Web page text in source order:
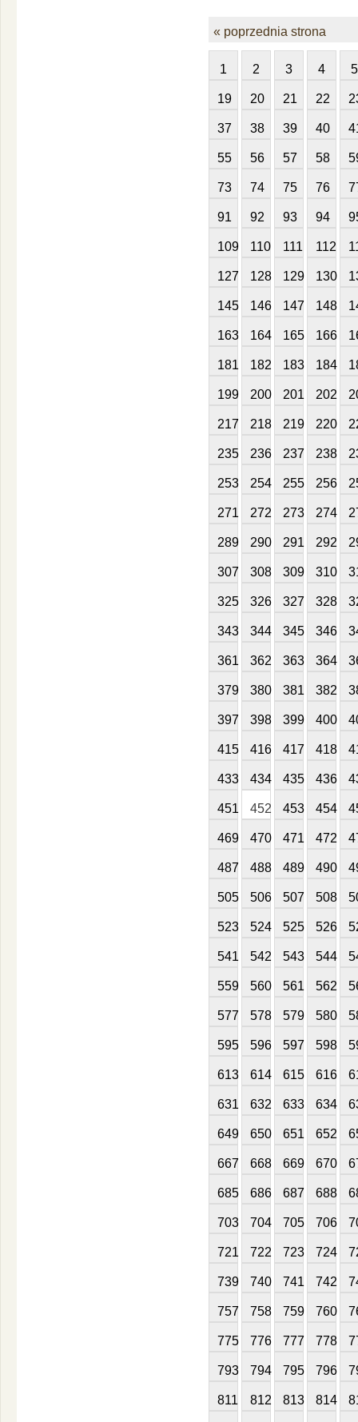
« poprzednia strona
1 2 3 4 5
19 20 21 22
37 38 39 40
55 56 57 58
73 74 75 76
91 92 93 94
109 110 111 112
127 128 129 130
145 146 147 148
163 164 165 166
181 182 183 184
199 200 201 202
217 218 219 220
235 236 237 238
253 254 255 256
271 272 273 274
289 290 291 292
307 308 309 310
325 326 327 328
343 344 345 346
361 362 363 364
379 380 381 382
397 398 399 400
415 416 417 418
433 434 435 436
451 452 453 454
469 470 471 472
487 488 489 490
505 506 507 508
523 524 525 526
541 542 543 544
559 560 561 562
577 578 579 580
595 596 597 598
613 614 615 616
631 632 633 634
649 650 651 652
667 668 669 670
685 686 687 688
703 704 705 706
721 722 723 724
739 740 741 742
757 758 759 760
775 776 777 778
793 794 795 796
811 812 813 814